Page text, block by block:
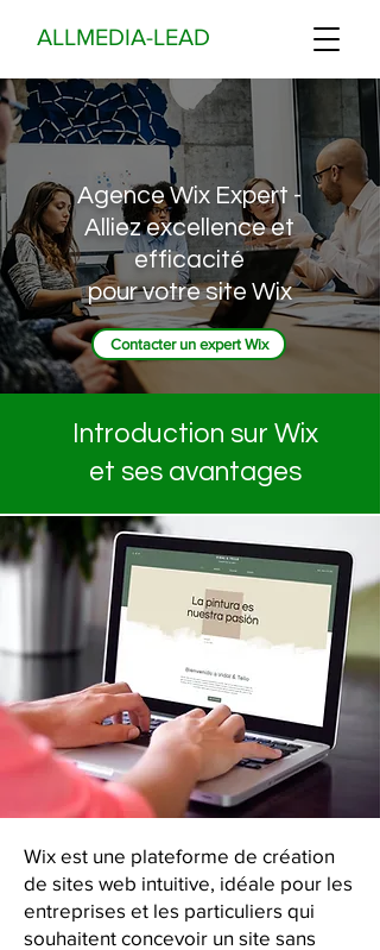
ALLMEDIA-LEAD
Agence Wix Expert -
Alliez excellence et
efficacité
pour votre site Wix
Contacter un expert Wix
Introduction sur Wix
et ses avantages
Wix est une plateforme de création
de sites web intuitive, idéale pour les
entreprises et les particuliers qui
souhaitent concevoir un site sans